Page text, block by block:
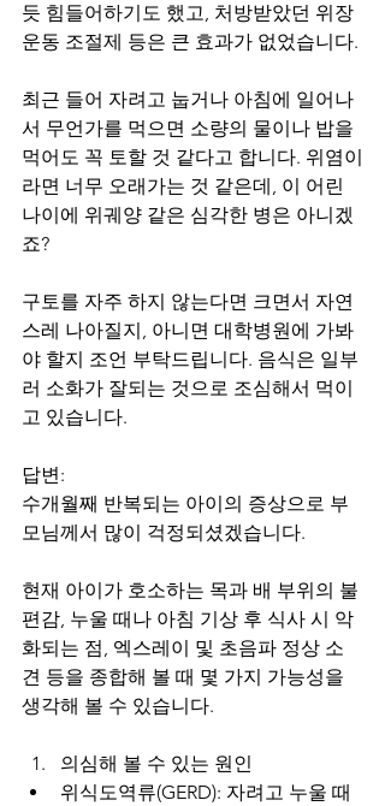
듯 힘들어하기도 했고, 처방받았던 위장
운동 조절제 등은 큰 효과가 없었습니다.
최근 들어 자려고 눕거나 아침에 일어나
서 무언가를 먹으면 소량의 물이나 밥을
먹어도 꼭 토할 것 같다고 합니다. 위염이
라면 너무 오래가는 것 같은데, 이 어린
나이에 위궤양 같은 심각한 병은 아니겠
죠?
구토를 자주 하지 않는다면 크면서 자연
스레 나아질지, 아니면 대학병원에 가봐
야 할지 조언 부탁드립니다. 음식은 일부
러 소화가 잘되는 것으로 조심해서 먹이
고 있습니다.
답변:
수개월째 반복되는 아이의 증상으로 부
모님께서 많이 걱정되셨겠습니다.
현재 아이가 호소하는 목과 배 부위의 불
편감, 누울 때나 아침 기상 후 식사 시 악
화되는 점, 엑스레이 및 초음파 정상 소
견 등을 종합해 볼 때 몇 가지 가능성을
생각해 볼 수 있습니다.
의심해 볼 수 있는 원인
위식도역류(GERD): 자려고 누울 때